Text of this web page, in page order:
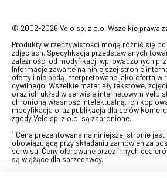
© 2002-2026 Velo sp. z o.o. Wszelkie prawa
Produkty w rzeczywistości mogą różnić się
zdjęciach. Specyfikacja przedstawianych
zależności od modyfikacji wprowadzonych
Informacje zawarte na niniejszej stronie
oferty i nie będą interpretowane jako oferta w
cywilnego. Wszelkie materiały tekstowe,
oraz ich układ w serwisie internetowym Velo
chronioną własność intelektualną. Ich
modyfikacja oraz publikacja dla celów
zgody Velo sp. z o.o. są zabronione.
1 Cena prezentowana na niniejszej stronie
obowiązującą przy składaniu zamówień za
serwisu. Ceny oferowane przez innych
są wiążące dla sprzedawcy.